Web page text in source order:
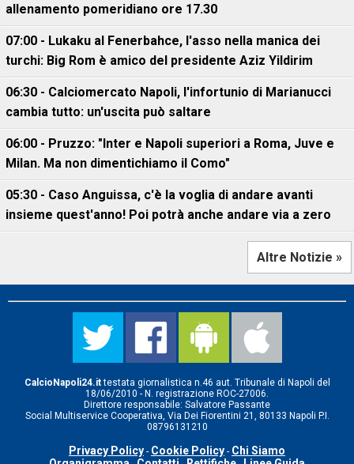
allenamento pomeridiano ore 17.30
07:00 - Lukaku al Fenerbahce, l'asso nella manica dei
turchi: Big Rom è amico del presidente Aziz Yildirim
06:30 - Calciomercato Napoli, l'infortunio di Marianucci
cambia tutto: un'uscita può saltare
06:00 - Pruzzo: "Inter e Napoli superiori a Roma, Juve e
Milan. Ma non dimentichiamo il Como"
05:30 - Caso Anguissa, c'è la voglia di andare avanti
insieme quest'anno! Poi potrà anche andare via a zero
Altre Notizie »
CalcioNapoli24.ittestata giornalistica n.46 aut. Tribunale di Napoli del
18/06/2010 - N. registrazione ROC-27006.
Direttore responsabile: Salvatore Passante
Social Multiservice Cooperativa, Via Dei Fiorentini 21, 80133 Napoli P.I.
08796131210
Privacy Policy - Cookie Policy - Chi Siamo